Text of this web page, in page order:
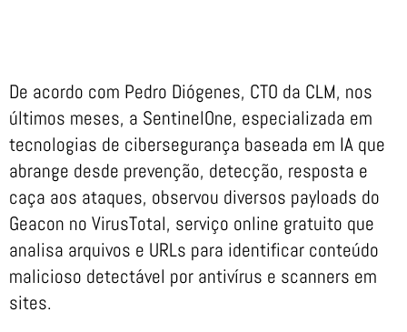
De acordo com Pedro Diógenes, CTO da CLM, nos
últimos meses, a SentinelOne, especializada em
tecnologias de cibersegurança baseada em IA que
abrange desde prevenção, detecção, resposta e
caça aos ataques, observou diversos payloads do
Geacon no VirusTotal, serviço online gratuito que
analisa arquivos e URLs para identificar conteúdo
malicioso detectável por antivírus e scanners em
sites.